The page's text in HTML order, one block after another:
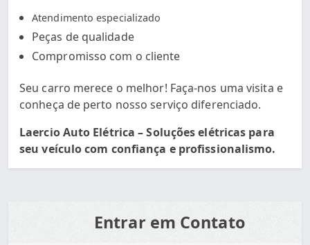
Atendimento especializado
Peças de qualidade
Compromisso com o cliente
Seu carro merece o melhor! Faça-nos uma visita e
conheça de perto nosso serviço diferenciado.
Laercio Auto Elétrica – Soluções elétricas para
seu veículo com confiança e profissionalismo.
Entrar em Contato